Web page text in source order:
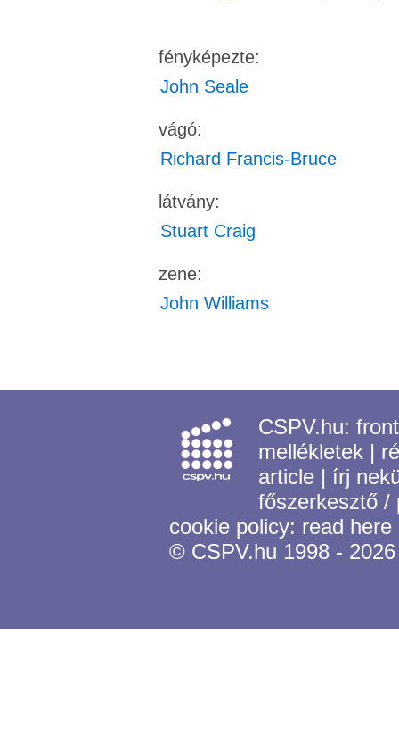
fényképezte:
John Seale
vágó:
Richard Francis-Bruce
látvány:
Stuart Craig
zene:
John Williams
CSPV.hu:
mellékletek |
article | írj
főszerkesztő
cookie policy: read here
© CSPV.hu 1998 - 2026